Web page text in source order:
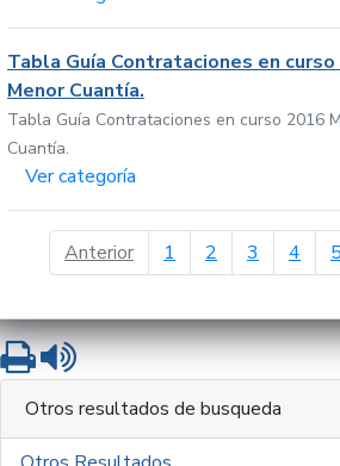
Tabla Guía Contrataciones en
Menor Cuantía.
Tabla Guía Contrataciones en curso 2016
Cuantía.
Ver categoría
Anteriorpágina anterior
1 2 3 4 5
ImprimirLeer contenido
Otros resultados de busqueda